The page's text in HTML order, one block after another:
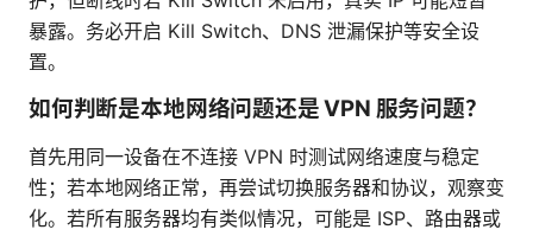
暴露。务必开启 Kill Switch、DNS 泄漏保护等安全设
置。
如何判断是本地网络问题还是 VPN 服务问题？
首先用同一设备在不连接 VPN 时测试网络速度与稳定
性；若本地网络正常，再尝试切换服务器和协议，观察变
化。若所有服务器均有类似情况，可能是 ISP、路由器或